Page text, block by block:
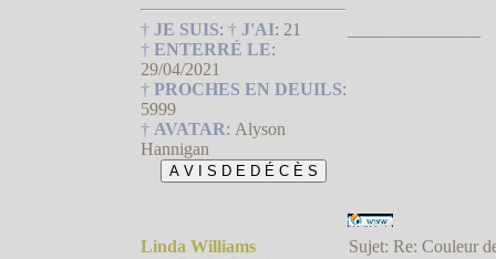
† JE SUIS: † J'AI: 21
† ENTERRÉ LE:
29/04/2021
† PROCHES EN DEUILS:
5999
† AVATAR: Alyson
Hannigan
Linda Williams
Sujet: Re: Couleur